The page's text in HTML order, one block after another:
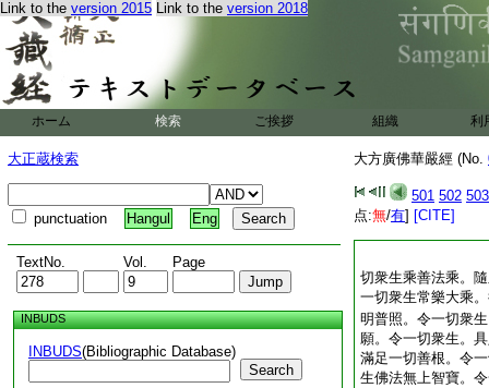
Link to the version 2015 Link to the version 2018
ホーム 検索 ご挨拶 組織 利
大正蔵検索
punctuation Hangul Eng
TextNo. Vol. Page
INBUDS
INBUDS(Bibliographic Database)
Search
大方廣佛華嚴經 (No.
501 502 503
点:無/有] [CITE]
切衆生乘善法乘。
一切衆生常樂大乘
明普照。令一切衆
願。令一切衆生。
滿足一切善根。令
生佛法無上智寶。